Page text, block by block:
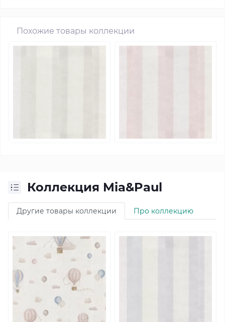
Похожие товары коллекции
Коллекция Mia&Paul
Другие товары коллекции Про коллекцию